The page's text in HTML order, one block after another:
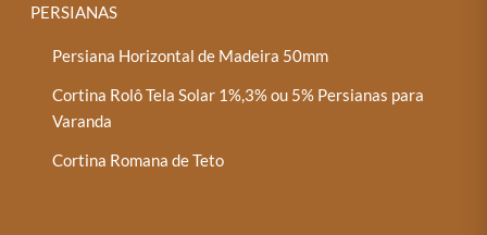
PERSIANAS
Persiana Horizontal de Madeira 50mm
Cortina Rolô Tela Solar 1%,3% ou 5% Persianas para
Varanda
Cortina Romana de Teto